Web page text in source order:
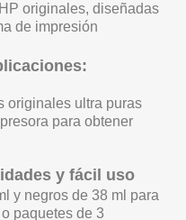
originales, diseñadas
de impresión
originales ultra puras
para obtener
y fácil uso
y negros de 38 ml para
paquetes de 3